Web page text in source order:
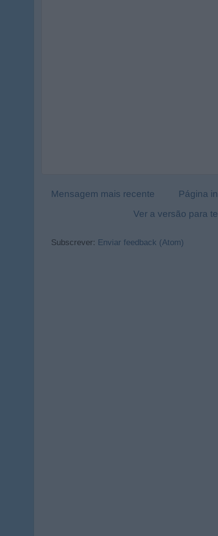
Mensagem mais recente
Página
Ver a versão para
Subscrever: Enviar feedback (Atom)